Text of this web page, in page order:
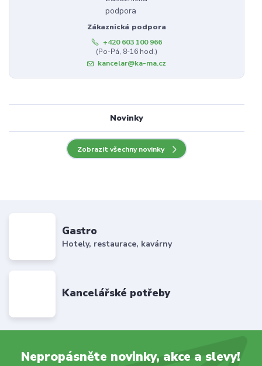
Zákaznická podpora
+420 603 100 966
(Po-Pá, 8-16 hod.)
kancelar@ka-ma.cz
Novinky
Zobrazit všechny novinky
Gastro
Hotely, restaurace, kavárny
Kancelářské potřeby
Nepropásněte novinky, akce a slevy!